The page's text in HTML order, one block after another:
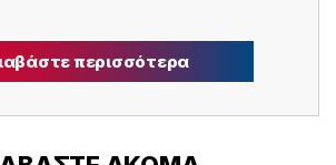
περισσότερα